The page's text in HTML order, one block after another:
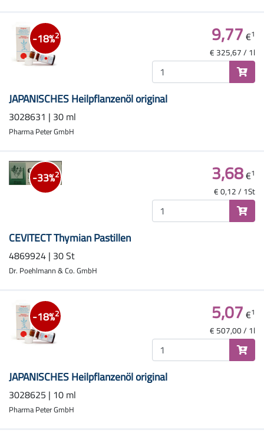
-18%2
JAPANISCHES Heilpflanzenöl original
3028631 | 30 ml
Pharma Peter GmbH
9,77€1
€ 325,67 / 1l
-33%2
CEVITECT Thymian Pastillen
4869924 | 30 St
Dr. Poehlmann & Co. GmbH
3,68€1
€ 0,12 / 1St
-18%2
JAPANISCHES Heilpflanzenöl original
3028625 | 10 ml
Pharma Peter GmbH
5,07€1
€ 507,00 / 1l